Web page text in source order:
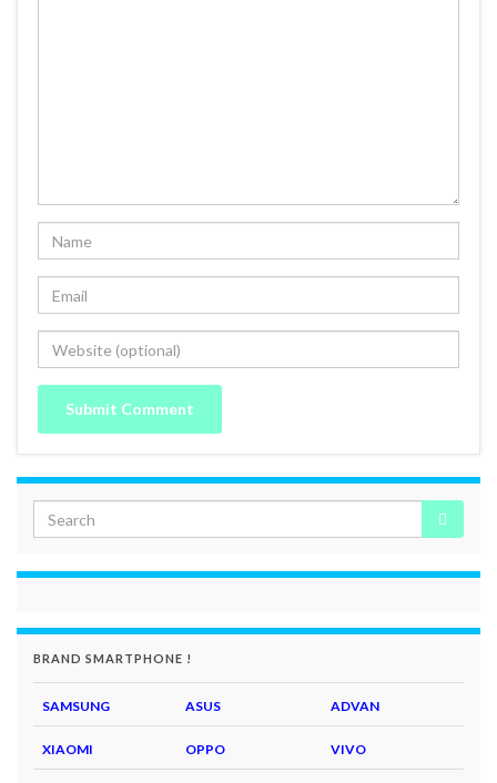
BRAND SMARTPHONE !
SAMSUNG ASUS ADVAN
XIAOMI OPPO VIVO